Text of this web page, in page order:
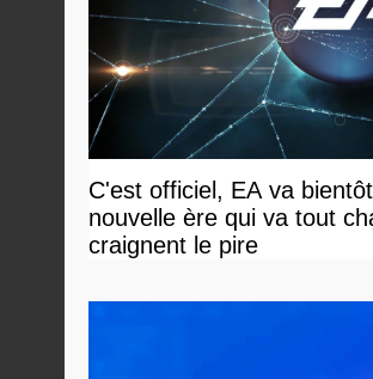
C'est officiel, EA va
nouvelle ère qui va tout
craignent le pire